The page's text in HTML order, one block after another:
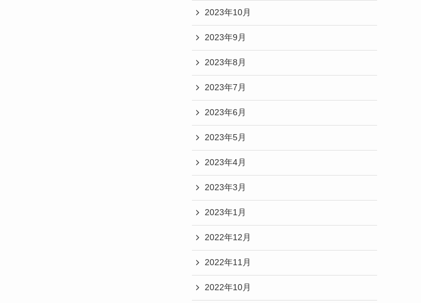
2023年10月
2023年9月
2023年8月
2023年7月
2023年6月
2023年5月
2023年4月
2023年3月
2023年1月
2022年12月
2022年11月
2022年10月